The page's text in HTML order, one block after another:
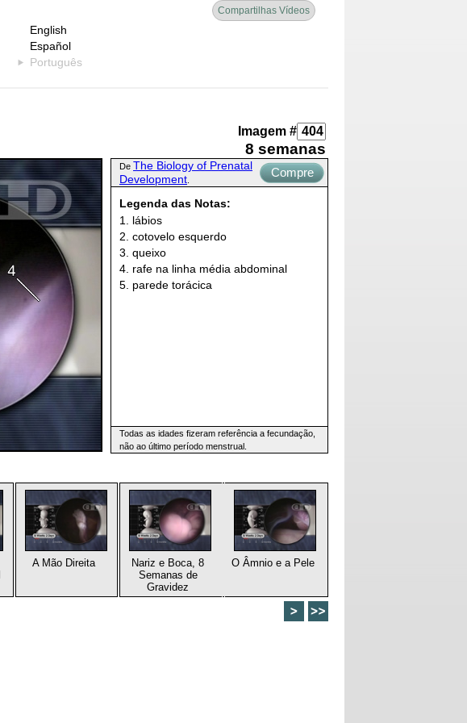
English
Español
Português
Compartilhas Vídeos
Imagem #
8 semanas
Compre
De The Biology of Prenatal
Development
Legenda das Notas:
1. lábios
2. cotovelo esquerdo
3. queixo
4. rafe na linha média abdominal
5. parede torácica
Todas as idades fizeram referência a fecundação,
não ao último período menstrual.
A Mão Direita
Nariz e Boca, 8
Semanas de
Gravidez
O Âmnio e a Pele